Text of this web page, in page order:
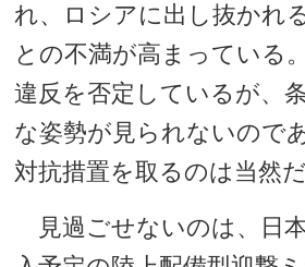
れ、ロシアに出し抜かれ
との不満が高まっている
違反を否定しているが、
な姿勢が見られないので
対抗措置を取るのは当然だ
見過ごせないのは、日